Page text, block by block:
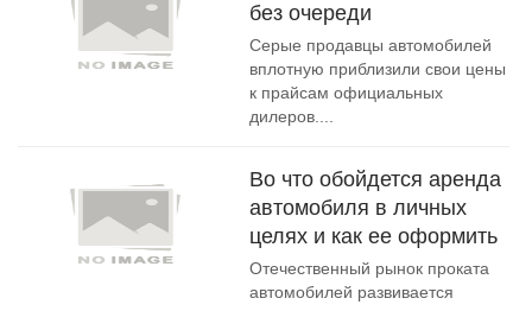
без очереди
Серые продавцы автомобилей
вплотную приблизили свои цены
к прайсам официальных
дилеров....
Во что обойдется аренда
автомобиля в личных
целях и как ее оформить
Отечественный рынок проката
автомобилей развивается